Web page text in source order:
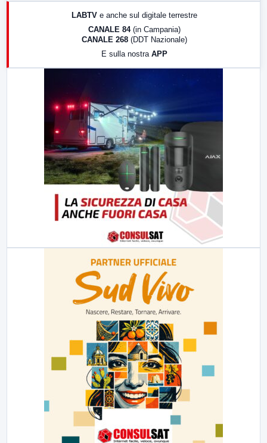
LABTV e anche sul digitale terrestre
CANALE 84 (in Campania)
CANALE 268 (DDT Nazionale)
E sulla nostra APP